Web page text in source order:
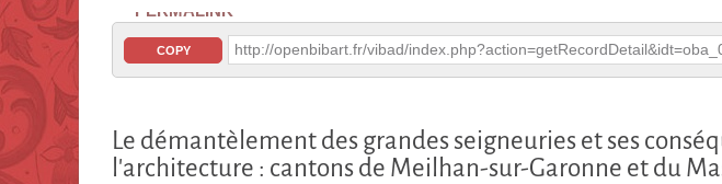
PERMALINK
COPY http://openbibart.fr/vibad/
Le démantèlement des grandes seigneuries et ses
l'architecture : cantons de Meilhan-sur-Garonne et du